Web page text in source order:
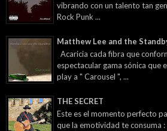
vibrando con un talento tan
Rock Punk ...
Matthew Lee and the
Acaricia cada fibra que
espectacular gama sónica que
play a " Carousel ", ...
THE SECRET
Este es el momento perfecto
que la emotividad te consuma :